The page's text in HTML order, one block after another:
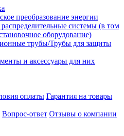
преобразование энергии
системы (в том
оборудование)
трубы/Трубы для защиты
и аксессуары для них
оплаты Гарантия на товары
Вопрос-ответ Отзывы о компании